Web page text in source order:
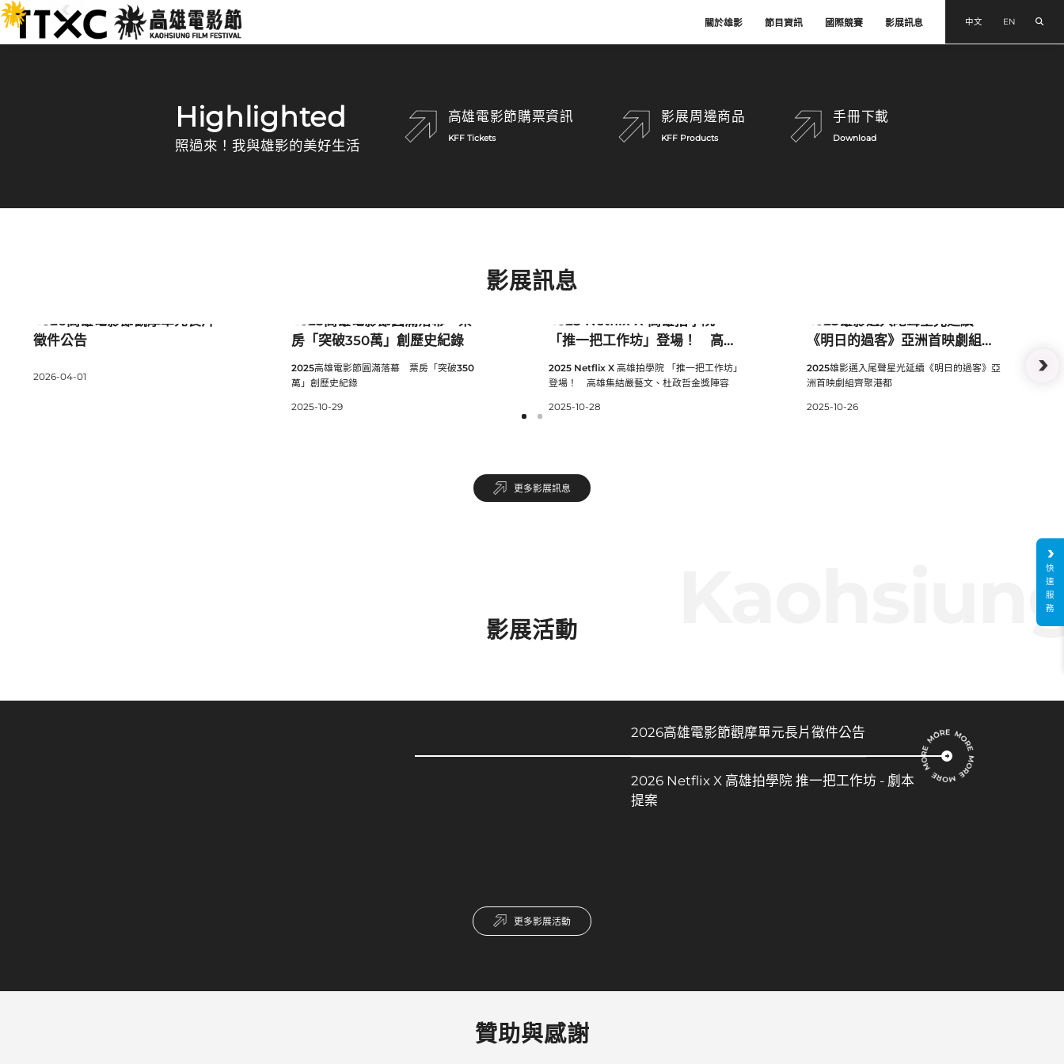
跳
到
主
:::
關於雄影 節目資訊 國際競賽 影展訊息 中文 EN
Highlighted
照過來！我與雄影的美好生活
高雄電影節購票資訊
KFF Tickets
影展周邊商品
KFF Products
手冊下載
Download
影展訊息
2026高雄電影節觀摩單元長片
徵件公告
2026-04-01
2025高雄電影節圓滿落幕 票
房「突破350萬」創歷史紀錄
2025高雄電影節圓滿落幕 票房「突破350
萬」創歷史紀錄
2025-10-29
2025 Netflix X 高雄拍學院
「推一把工作坊」登場！ 高
雄集結嚴藝文、杜政哲金獎陣
容
2025 Netflix X 高雄拍學院 「推一把工作坊」
登場！ 高雄集結嚴藝文、杜政哲金獎陣容
2025-10-28
2025雄影邁入尾聲星光延續
《明日的過客》亞洲首映劇組
齊聚港都
2025雄影邁入尾聲星光延續《明日的過客》亞
洲首映劇組齊聚港都
2025-10-26
更多影展訊息
影展活動
2026高雄電影節觀摩單元長片徵件公告
2026 Netflix X 高雄拍學院 推一把工作坊 - 劇本
提案
更多影展活動
贊助與感謝
快
速
服
務